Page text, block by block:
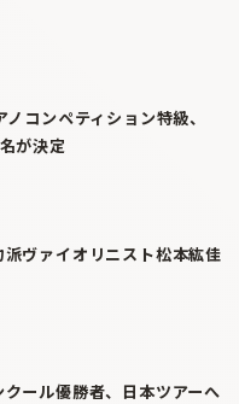
コンペティション特級、
が決定
ヴァイオリニスト松本紘佳
ール優勝者、日本ツアーへ